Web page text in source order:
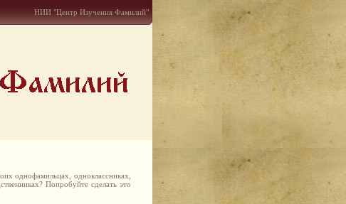
НИИ "Центр Изучения Фамилий"
однофамильцах, одноклассниках,
Попробуйте сделать это